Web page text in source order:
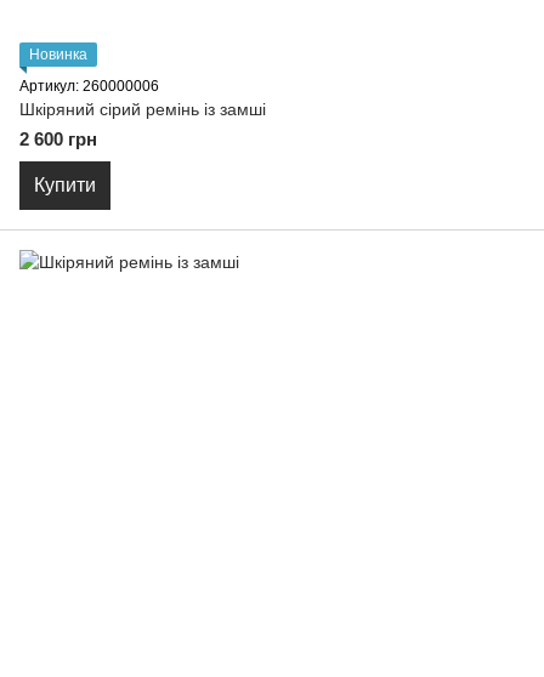
Новинка
Артикул: 260000006
Шкіряний сірий ремінь із замші
2 600 грн
Купити